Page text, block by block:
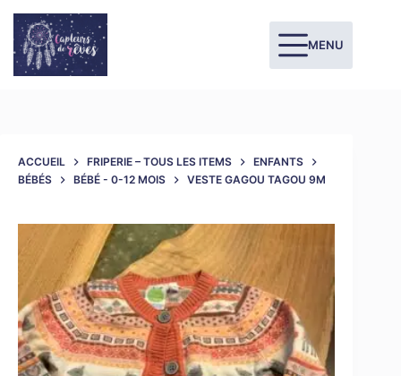
MENU
ACCUEIL FRIPERIE – TOUS LES ITEMS
ENFANTS
BÉBÉS
BÉBÉ - 0-12 MOIS VESTE GAGOU TAGOU 9M